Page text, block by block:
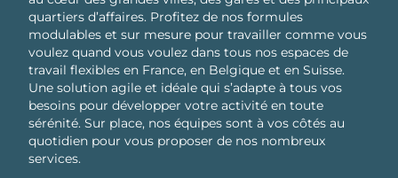
quartiers d’affaires. Profitez de nos formules
modulables et sur mesure pour travailler comme vous
voulez quand vous voulez dans tous nos espaces de
travail flexibles en France, en Belgique et en Suisse.
Une solution agile et idéale qui s’adapte à tous vos
besoins pour développer votre activité en toute
sérénité. Sur place, nos équipes sont à vos côtés au
quotidien pour vous proposer de nos nombreux
services.